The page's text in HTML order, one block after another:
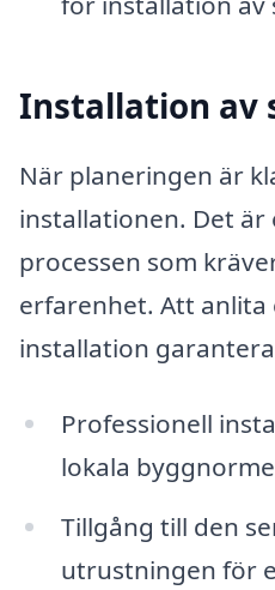
Installation av
När planeringen är
installationen. Det är
processen som
erfarenhet. Att
installation
Professionell
lokala
Tillgång till den
utrustningen för